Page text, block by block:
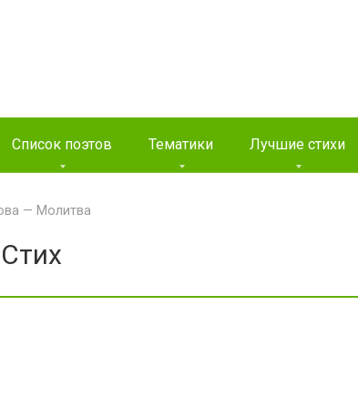
Список поэтов Тематики Лучшие стихи
— Молитва